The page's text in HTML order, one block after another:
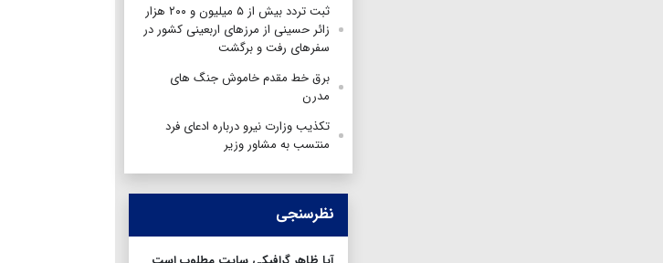
ثبت تردد بیش از ۵ میلیون و ۲۰۰ هزار
زائر حسینی از مرزهای اربعینی کشور در
سفرهای رفت و برگشت
برق خط مقدم خاموش جنگ های
مدرن
تکذیب وزارت نیرو درباره ادعای فرد
منتسب به مشاور وزیر
نظرسنجی